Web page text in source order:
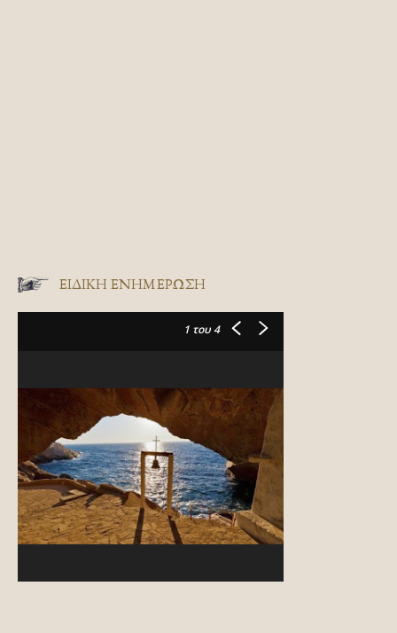
ΕΙΔΙΚΉ ΕΝΗΜΈΡΩΣΗ
1 του 4